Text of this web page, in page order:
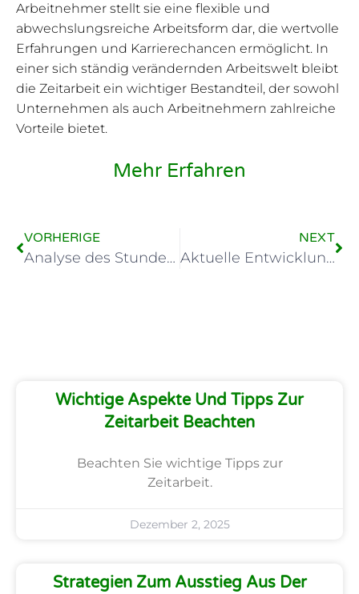
Arbeitnehmer stellt sie eine flexible und
abwechslungsreiche Arbeitsform dar, die wertvolle
Erfahrungen und Karrierechancen ermöglicht. In
einer sich ständig verändernden Arbeitswelt bleibt
die Zeitarbeit ein wichtiger Bestandteil, der sowohl
Unternehmen als auch Arbeitnehmern zahlreiche
Vorteile bietet.
Mehr Erfahren
VORHERIGE
Analyse des Stundenlohns in der Zeitarbeitsbranche
NEXT
Aktuelle Entwicklungen: Tariflohn Zeitarbeit 2025
Wichtige Aspekte Und Tipps Zur
Zeitarbeit Beachten
Beachten Sie wichtige Tipps zur
Zeitarbeit.
Dezember 2, 2025
Strategien Zum Ausstieg Aus Der